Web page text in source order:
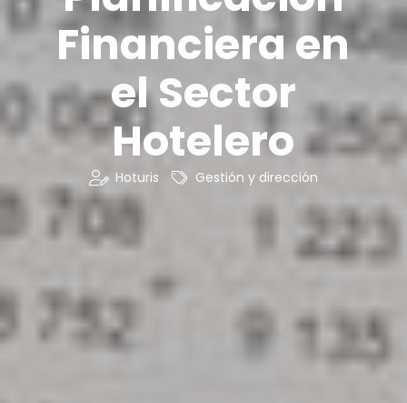
Financiera en
el Sector
Hotelero
Hoturis Gestión y dirección